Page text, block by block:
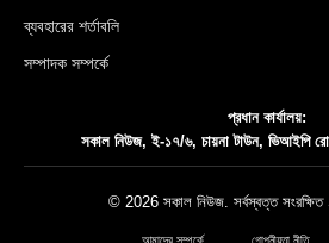
ব্যবহারের শর্তাবলি
সম্পাদক সম্পর্কে
প্রধান কার্যালয়:
সকাল নিউজ, ই-১৭/৬, চায়না টাউন, ভিআইপি
© 2026 সকাল নিউজ. সর্বস্বত্ত সংরক্ষিত
আমাদের সম্পর্কে গোপনীয়তা নীতি